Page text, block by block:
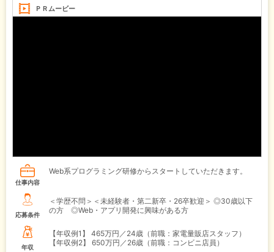
ＰＲムービー
仕事内容
Web系プログラミング研修からスタートしていただきます。
応募条件
＜学歴不問＞＜未経験者・第二新卒・26卒歓迎＞ ◎30歳以下
の方 ◎Web・アプリ開発に興味がある方
年収
【年収例1】
465万円／24歳（前職：家電量販店スタッフ）
【年収例2】
650万円／26歳（前職：コンビニ店員）